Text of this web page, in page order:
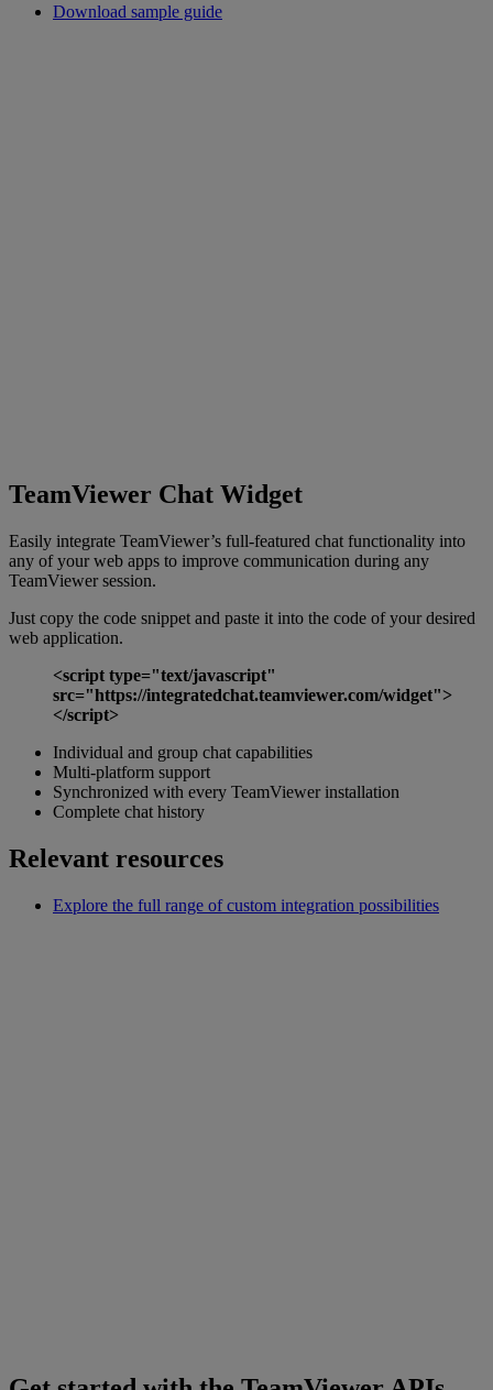
Download sample guide
TeamViewer Chat Widget
Easily integrate TeamViewer’s full-featured chat functionality into
any of your web apps to improve communication during any
TeamViewer session.
Just copy the code snippet and paste it into the code of your desired
web application.
<script type="text/javascript"
src="https://integratedchat.teamviewer.com/widget">
</script>
Individual and group chat capabilities
Multi-platform support
Synchronized with every TeamViewer installation
Complete chat history
Relevant resources
Explore the full range of custom integration possibilities